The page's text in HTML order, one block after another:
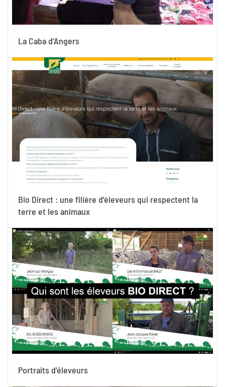
La Caba d’Angers
Bio Direct : une filière d’éleveurs qui respectent la
terre et les animaux
Portraits d’éleveurs